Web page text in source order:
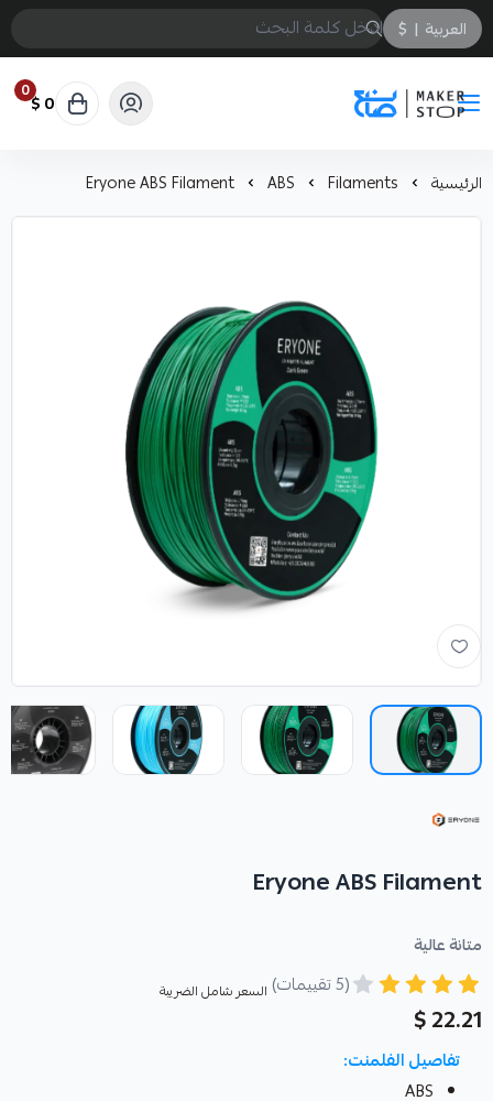
العربية |
$
صانع
0 0 $
الرئيسية Filaments
ABS
Eryone ABS Filament
Eryone ABS Filament
متانة عالية
(5 تقييمات) السعر شامل الضريبة
22.21 $
تفاصيل الفلمنت:
ABS